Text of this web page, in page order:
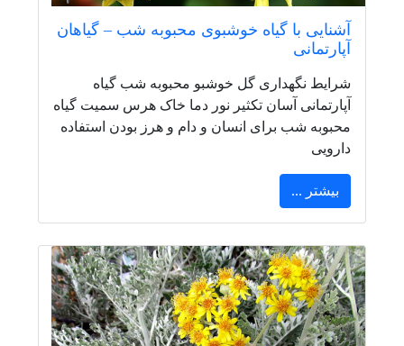
آشنایی با گیاه خوشبوی محبوبه شب – گیاهان
آپارتمانی
شرایط نگهداری گل خوشبو محبوبه شب گیاه
آپارتمانی آسان تکثیر نور دما خاک هرس سمیت گیاه
محبوبه شب برای انسان و دام و هرز بودن استفاده
دارویی
بیشتر ...